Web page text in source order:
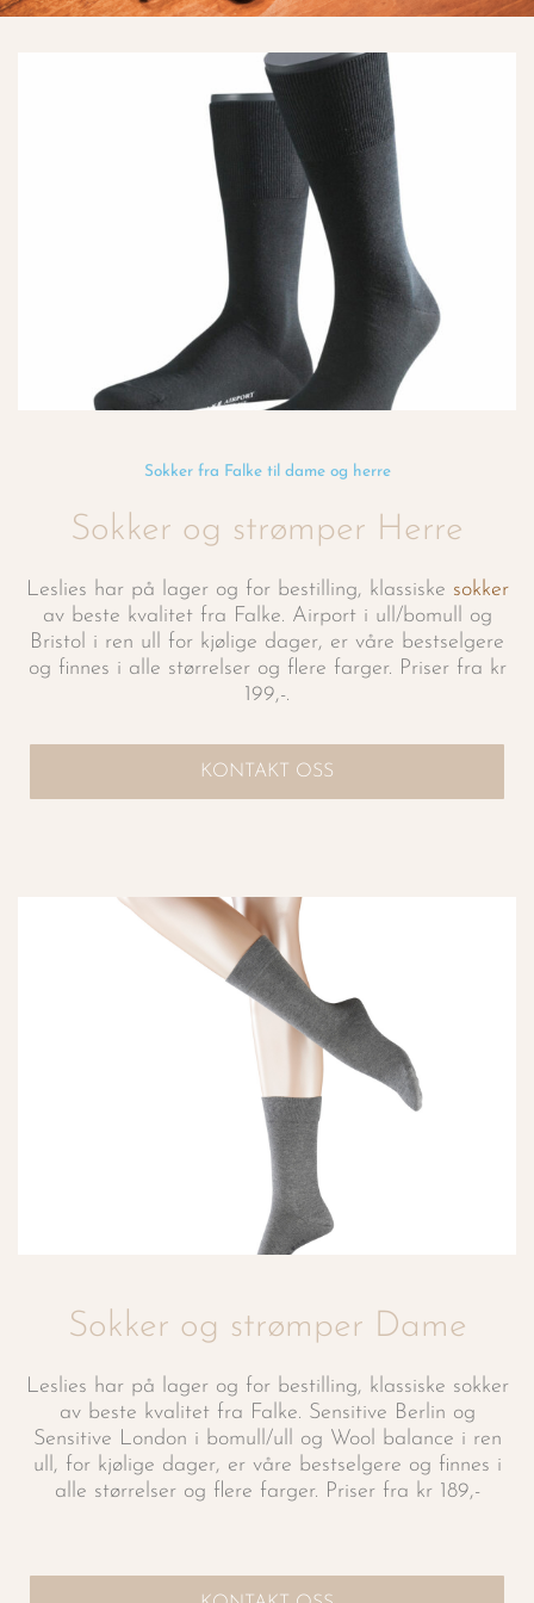
Sokker fra Falke til dame og herre
Sokker og strømper Herre
Leslies har på lager og for bestilling, klassiske sokker
av beste kvalitet fra Falke. Airport i ull/bomull og
Bristol i ren ull for kjølige dager, er våre bestselgere
og finnes i alle størrelser og flere farger. Priser fra kr
199,-.
KONTAKT OSS
Sokker og strømper Dame
Leslies har på lager og for bestilling, klassiske sokker
av beste kvalitet fra Falke. Sensitive Berlin og
Sensitive London i bomull/ull og Wool balance i ren
ull, for kjølige dager, er våre bestselgere og finnes i
alle størrelser og flere farger. Priser fra kr 189,-